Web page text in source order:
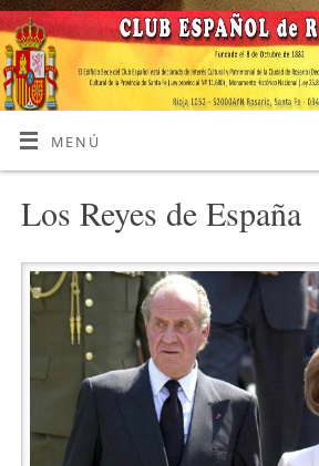
MENÚ
Los Reyes de España